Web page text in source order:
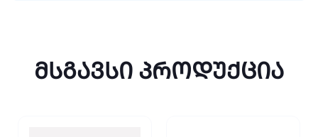
მსგავსი პროდუქცია